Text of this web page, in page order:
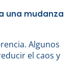
una mudanza
Algunos
el caos y